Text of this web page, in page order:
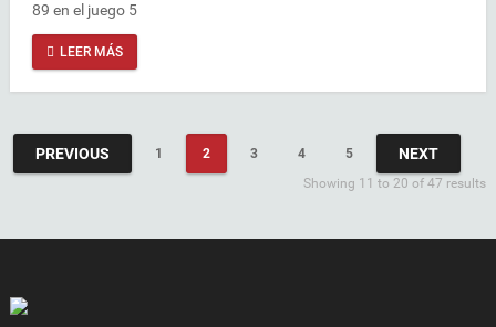
89 en el juego 5
LEER MÁS
PREVIOUS 1 2 3 4 5 NEXT
Showing 11 to 20 of 47 results